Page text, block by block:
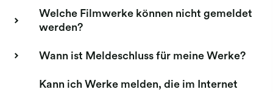
Welche Filmwerke können nicht gemeldet
werden?
Wann ist Meldeschluss für meine Werke?
Kann ich Werke melden, die im Internet